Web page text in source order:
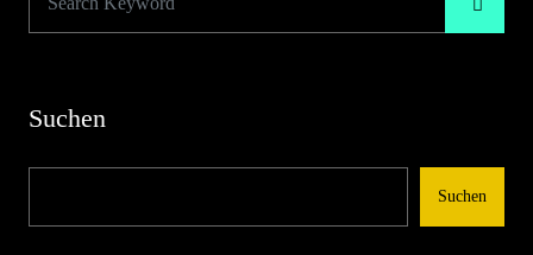
Suchen
Suchen